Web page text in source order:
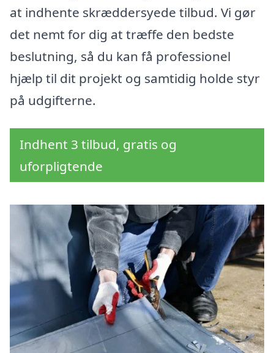
at indhente skræddersyede tilbud. Vi gør
det nemt for dig at træffe den bedste
beslutning, så du kan få professionel
hjælp til dit projekt og samtidig holde styr
på udgifterne.
Indhent 3 tilbud, gratis og
uforpligtende